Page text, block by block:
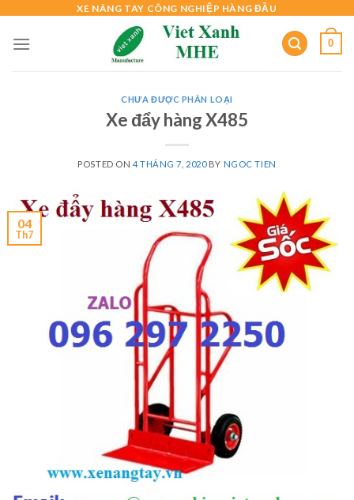
content
XE NÂNG TAY CÔNG NGHIỆP HÀNG ĐẦU
0
CHƯA ĐƯỢC PHÂN LOẠI
Xe đẩy hàng X485
POSTED ON 4 THÁNG 7, 2020BY NGOC TIEN
04
Th7